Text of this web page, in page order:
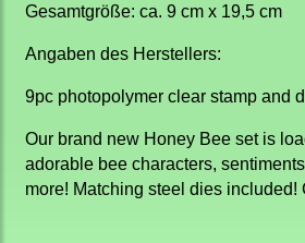
Gesamtgröße: ca. 9 cm x 19,5 cm
Angaben des Herstellers:
9pc photopolymer clear stamp and
Our brand new Honey Bee set is
adorable bee characters,
more! Matching steel dies included!